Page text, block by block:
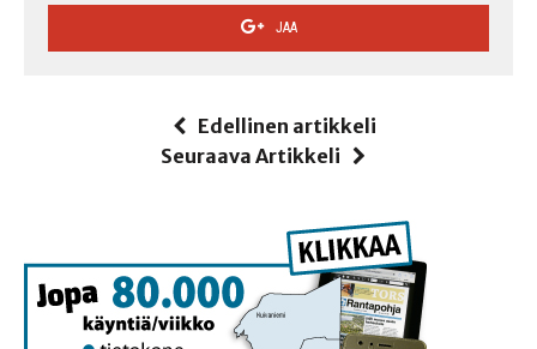
JAA
Edellinen artikkeli
Seuraava Artikkeli